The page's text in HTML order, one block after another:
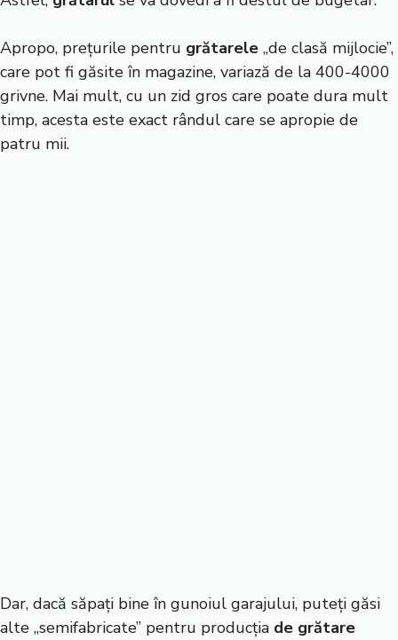
Apropo, prețurile pentru grătarele „de clasă mijlocie”,
care pot fi găsite în magazine, variază de la 400-4000
grivne. Mai mult, cu un zid gros care poate dura mult
timp, acesta este exact rândul care se apropie de
patru mii.
Dar, dacă săpați bine în gunoiul garajului, puteți găsi
alte „semifabricate” pentru producția de grătare